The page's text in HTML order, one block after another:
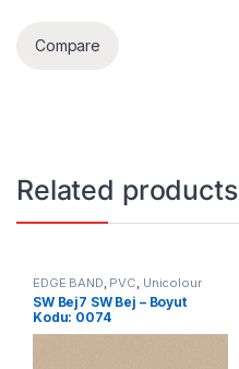
Compare
Related products
EDGE BAND PVC Unicolour
SW Bej7 SW Bej – Boyut
Kodu: 0074